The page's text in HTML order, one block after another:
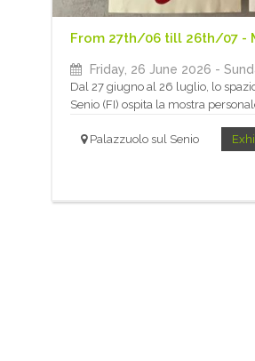
From 27th/06 till 26th/07 -
Friday, 26 June 2026 -
Dal 27 giugno al 26 luglio, lo
Senio (FI) ospita la mostra
Palazzuolo sul Senio